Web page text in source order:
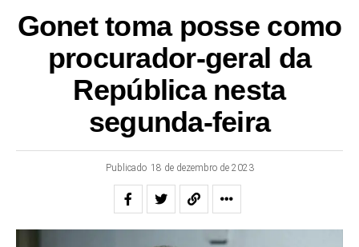
Gonet toma posse como
procurador-geral da
República nesta
segunda-feira
Publicado 18 de dezembro de 2023